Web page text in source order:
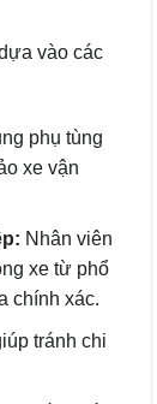
vào các
phụ tùng
xe vận
Nhân viên
xe từ phổ
chính xác.
tránh chi